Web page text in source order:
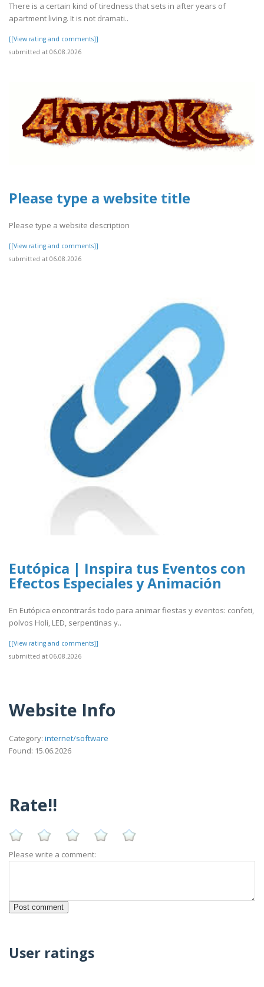
There is a certain kind of tiredness that sets in after years of
apartment living. It is not dramati..
[[View rating and comments]]
submitted at 06.08.2026
Please type a website title
Please type a website description
[[View rating and comments]]
submitted at 06.08.2026
Eutópica | Inspira tus Eventos con
Efectos Especiales y Animación
En Eutópica encontrarás todo para animar fiestas y eventos: confeti,
polvos Holi, LED, serpentinas y..
[[View rating and comments]]
submitted at 06.08.2026
Website Info
Category: internet/software
Found: 15.06.2026
Rate!!
Please write a comment:
User ratings